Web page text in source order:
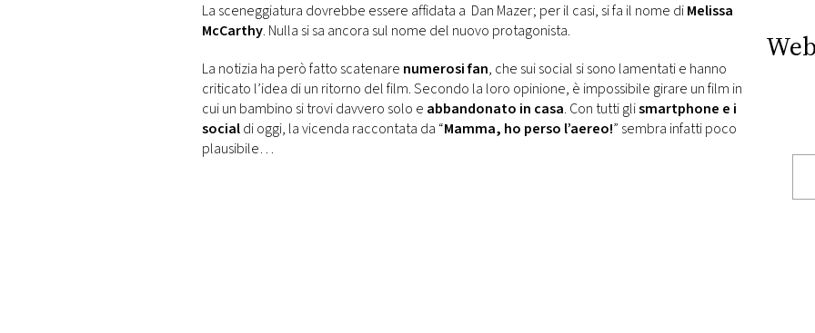
La sceneggiatura dovrebbe essere affidata a Dan Mazer; per il casi, si fa il nome diMelissa
McCarthy. Nulla si sa ancora sul nome del nuovo protagonista.
La notizia ha però fatto scatenare numerosi fan, che sui social si sono lamentati e hanno
criticato l’idea di un ritorno del film. Secondo la loro opinione, è impossibile girare un film in
cui un bambino si trovi davvero solo e abbandonato in casa. Con tutti glismartphone e i
socialdi oggi, la vicenda raccontata da “Mamma, ho perso l’aereo!” sembra infatti poco
plausibile…